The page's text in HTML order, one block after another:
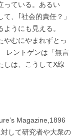
っている。あるい
、｢社会的責任？」
うにも見える。
やむにやまれずとっ
レントゲンは「無言
しは、こうしてX線
Magazine,1896
して研究者や大衆の